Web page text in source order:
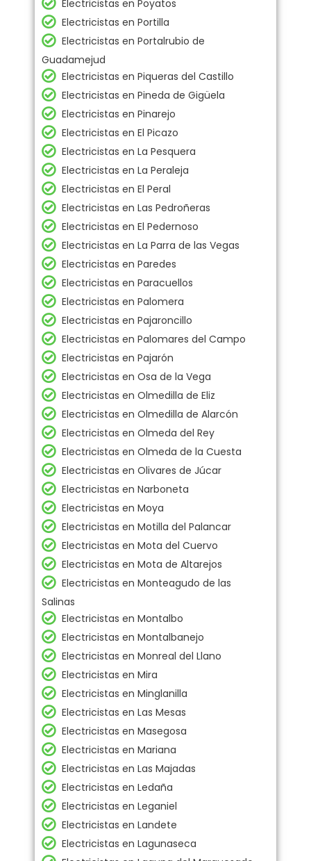
Electricistas en Poyatos
Electricistas en Portilla
Electricistas en Portalrubio de
Guadamejud
Electricistas en Piqueras del Castillo
Electricistas en Pineda de Gigüela
Electricistas en Pinarejo
Electricistas en El Picazo
Electricistas en La Pesquera
Electricistas en La Peraleja
Electricistas en El Peral
Electricistas en Las Pedroñeras
Electricistas en El Pedernoso
Electricistas en La Parra de las Vegas
Electricistas en Paredes
Electricistas en Paracuellos
Electricistas en Palomera
Electricistas en Pajaroncillo
Electricistas en Palomares del Campo
Electricistas en Pajarón
Electricistas en Osa de la Vega
Electricistas en Olmedilla de Eliz
Electricistas en Olmedilla de Alarcón
Electricistas en Olmeda del Rey
Electricistas en Olmeda de la Cuesta
Electricistas en Olivares de Júcar
Electricistas en Narboneta
Electricistas en Moya
Electricistas en Motilla del Palancar
Electricistas en Mota del Cuervo
Electricistas en Mota de Altarejos
Electricistas en Monteagudo de las
Salinas
Electricistas en Montalbo
Electricistas en Montalbanejo
Electricistas en Monreal del Llano
Electricistas en Mira
Electricistas en Minglanilla
Electricistas en Las Mesas
Electricistas en Masegosa
Electricistas en Mariana
Electricistas en Las Majadas
Electricistas en Ledaña
Electricistas en Leganiel
Electricistas en Landete
Electricistas en Lagunaseca